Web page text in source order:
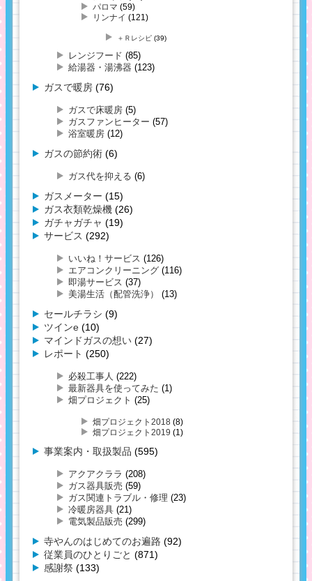
パロマ (59)
リンナイ (121)
＋Ｒレシピ (39)
レンジフード (85)
給湯器・湯沸器 (123)
ガスで暖房 (76)
ガスで床暖房 (5)
ガスファンヒーター (57)
浴室暖房 (12)
ガスの節約術 (6)
ガス代を抑える (6)
ガスメーター (15)
ガス衣類乾燥機 (26)
ガチャガチャ (19)
サービス (292)
いいね！サービス (126)
エアコンクリーニング (116)
即湯サービス (37)
美湯生活（配管洗浄）
(13)
セールチラシ (9)
ツインe (10)
マインドガスの想い (27)
レポート (250)
必殺工事人 (222)
最新器具を使ってみた (1)
畑プロジェクト (25)
畑プロジェクト2018 (8)
畑プロジェクト2019 (1)
事業案内・取扱製品 (595)
アクアクララ (208)
ガス器具販売 (59)
ガス関連トラブル・修理 (23)
冷暖房器具 (21)
電気製品販売 (299)
寺やんのはじめてのお遍路 (92)
従業員のひとりごと (871)
感謝祭 (133)